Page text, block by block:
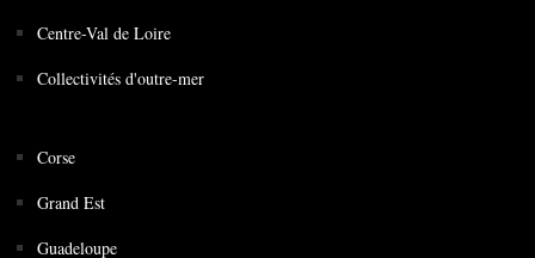
Centre-Val de Loire
Collectivités d'outre-mer
Corse
Grand Est
Guadeloupe